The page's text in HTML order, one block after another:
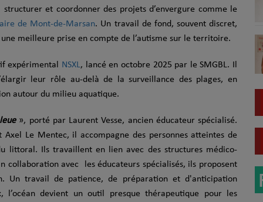
et coordonner des projets d’envergure comme le
de Mont-de-Marsan. Un travail de fond, souvent discret,
meilleure prise en compte de l’autisme sur le territoire.
expérimental NSXL, lancé en octobre 2025 par le SMGBL. Il
leur rôle au-delà de la surveillance des plages, en
autour du milieu aquatique.
», porté par Laurent Vesse, ancien éducateur spécialisé.
Le Mentec, il accompagne des personnes atteintes de
littoral. Ils travaillent en lien avec des structures médico-
collaboration avec les éducateurs spécialisés, ils proposent
Un travail de patience, de préparation et d'anticipation
devient un outil presque thérapeutique pour les